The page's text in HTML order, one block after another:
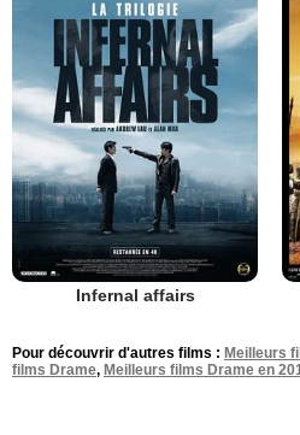
Infernal affairs
Pour découvrir d'autres films : Meilleurs
films Drame, Meilleurs films Drame en